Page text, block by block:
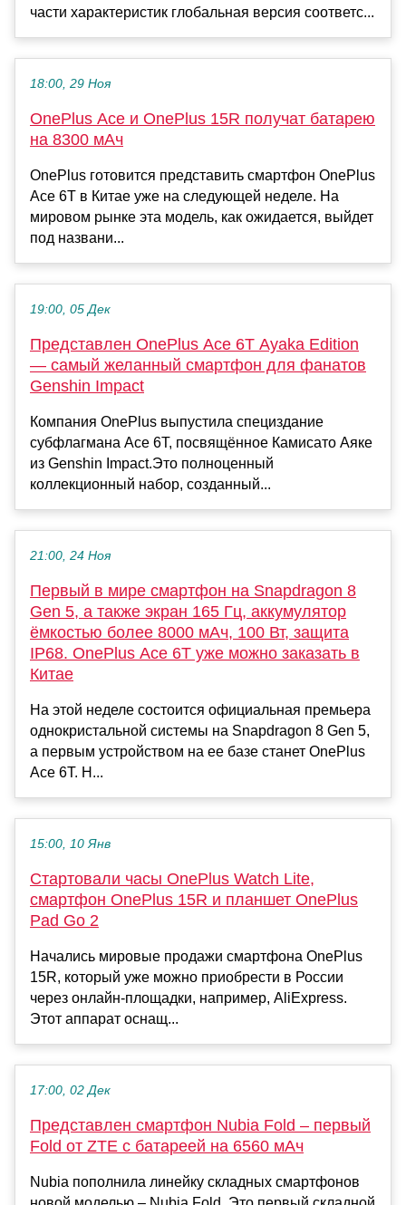
части характеристик глобальная версия соответс...
18:00, 29 Ноя
OnePlus Ace и OnePlus 15R получат батарею
на 8300 мАч
OnePlus готовится представить смартфон OnePlus
Ace 6T в Китае уже на следующей неделе. На
мировом рынке эта модель, как ожидается, выйдет
под названи...
19:00, 05 Дек
Представлен OnePlus Ace 6T Ayaka Edition
— самый желанный смартфон для фанатов
Genshin Impact
Компания OnePlus выпустила специздание
субфлагмана Ace 6T, посвящённое Камисато Аяке
из Genshin Impact.Это полноценный
коллекционный набор, созданный...
21:00, 24 Ноя
Первый в мире смартфон на Snapdragon 8
Gen 5, а также экран 165 Гц, аккумулятор
ёмкостью более 8000 мАч, 100 Вт, защита
IP68. OnePlus Ace 6T уже можно заказать в
Китае
На этой неделе состоится официальная премьера
однокристальной системы на Snapdragon 8 Gen 5,
а первым устройством на ее базе станет OnePlus
Ace 6T. Н...
15:00, 10 Янв
Стартовали часы OnePlus Watch Lite,
смартфон OnePlus 15R и планшет OnePlus
Pad Go 2
Начались мировые продажи смартфона OnePlus
15R, который уже можно приобрести в России
через онлайн-площадки, например, AliExpress.
Этот аппарат оснащ...
17:00, 02 Дек
Представлен смартфон Nubia Fold – первый
Fold от ZTE с батареей на 6560 мАч
Nubia пополнила линейку складных смартфонов